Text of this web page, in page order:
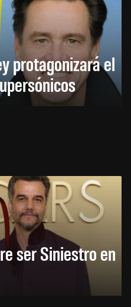
protagonizará el
ser Siniestro en